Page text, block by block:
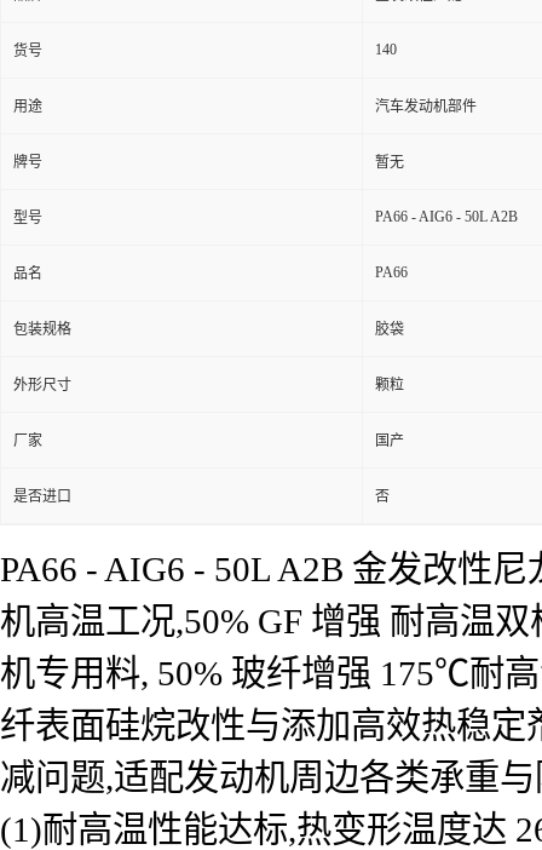
货号 140
用途 汽车发动机部件
牌号 暂无
型号 PA66 - AIG6 - 50L A2B
品名 PA66
包装规格 胶袋
外形尺寸 颗粒
厂家 国产
是否进口 否
PA66 - AIG6 - 50L A2B 金发改性
机高温工况,50% GF 增强 耐高温
机专用料, 50% 玻纤增强 175℃耐
纤表面硅烷改性与添加高效热稳
减问题,适配发动机周边各类承重
(1)耐高温性能达标,热变形温度达